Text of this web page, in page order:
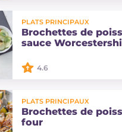
pistaches trempées dans
frire, puis dans les éclats
pistache et enfin frites.
PLATS PRINCIPAUX
Brochettes de
sauce
Worcestershire sont un
principal à base de thon,
et anchois enrichis d'une
4.6
PLATS PRINCIPAUX
Brochettes de
four